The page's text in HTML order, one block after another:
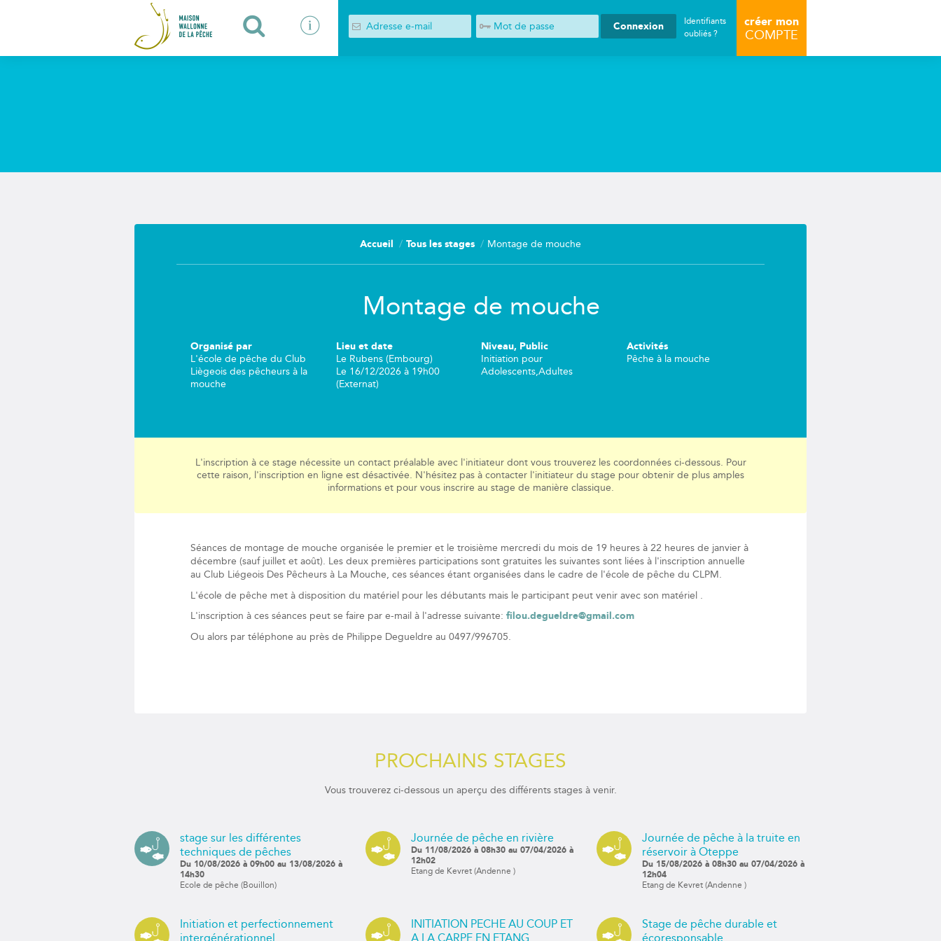
Identifiants
oubliés ?
créer mon
COMPTE
Accueil Tous les stages Montage de mouche
Montage de mouche
Organisé par
L'école de pêche du Club
Liègeois des pêcheurs à la
mouche
Lieu et date
Le Rubens (Embourg)
Le 16/12/2026 à 19h00
(Externat)
Niveau, Public
Initiation pour
Adolescents,Adultes
Activités
Pêche à la mouche
L'inscription à ce stage nécessite un contact préalable avec l'initiateur dont vous trouverez les coordonnées ci-dessous. Pour
cette raison, l'inscription en ligne est désactivée. N'hésitez pas à contacter l'initiateur du stage pour obtenir de plus amples
informations et pour vous inscrire au stage de manière classique.
Séances de montage de mouche organisée le premier et le troisième mercredi du mois de 19 heures à 22 heures de janvier à
décembre (sauf juillet et août). Les deux premières participations sont gratuites les suivantes sont liées à l'inscription annuelle
au Club Liégeois Des Pêcheurs à La Mouche, ces séances étant organisées dans le cadre de l'école de pêche du CLPM.
L'école de pêche met à disposition du matériel pour les débutants mais le participant peut venir avec son matériel .
L'inscription à ces séances peut se faire par e-mail à l'adresse suivante: filou.degueldre@gmail.com
Ou alors par téléphone au près de Philippe Degueldre au 0497/996705.
PROCHAINS STAGES
Vous trouverez ci-dessous un aperçu des différents stages à venir.
stage sur les différentes
techniques de pêches
Du 10/08/2026 à 09h00 au 13/08/2026 à
14h30
Ecole de pêche (Bouillon)
Journée de pêche en rivière
Du 11/08/2026 à 08h30 au 07/04/2026 à
12h02
Etang de Kevret (Andenne )
Journée de pêche à la truite en
réservoir à Oteppe
Du 15/08/2026 à 08h30 au 07/04/2026 à
12h04
Etang de Kevret (Andenne )
Initiation et perfectionnement
intergénérationnel
INITIATION PECHE AU COUP ET
A LA CARPE EN ETANG
Stage de pêche durable et
écoresponsable